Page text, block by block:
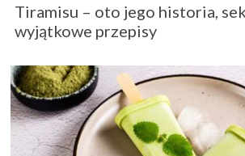
Tiramisu – oto jego historia,
wyjątkowe przepisy